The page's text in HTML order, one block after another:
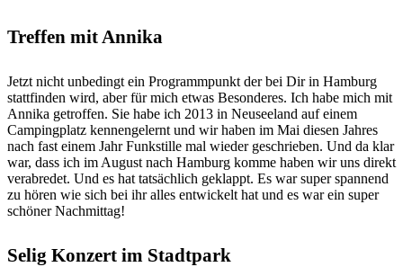
Treffen mit Annika
Jetzt nicht unbedingt ein Programmpunkt der bei Dir in Hamburg
stattfinden wird, aber für mich etwas Besonderes. Ich habe mich mit
Annika getroffen. Sie habe ich 2013 in Neuseeland auf einem
Campingplatz kennengelernt und wir haben im Mai diesen Jahres
nach fast einem Jahr Funkstille mal wieder geschrieben. Und da klar
war, dass ich im August nach Hamburg komme haben wir uns direkt
verabredet. Und es hat tatsächlich geklappt. Es war super spannend
zu hören wie sich bei ihr alles entwickelt hat und es war ein super
schöner Nachmittag!
Selig Konzert im Stadtpark